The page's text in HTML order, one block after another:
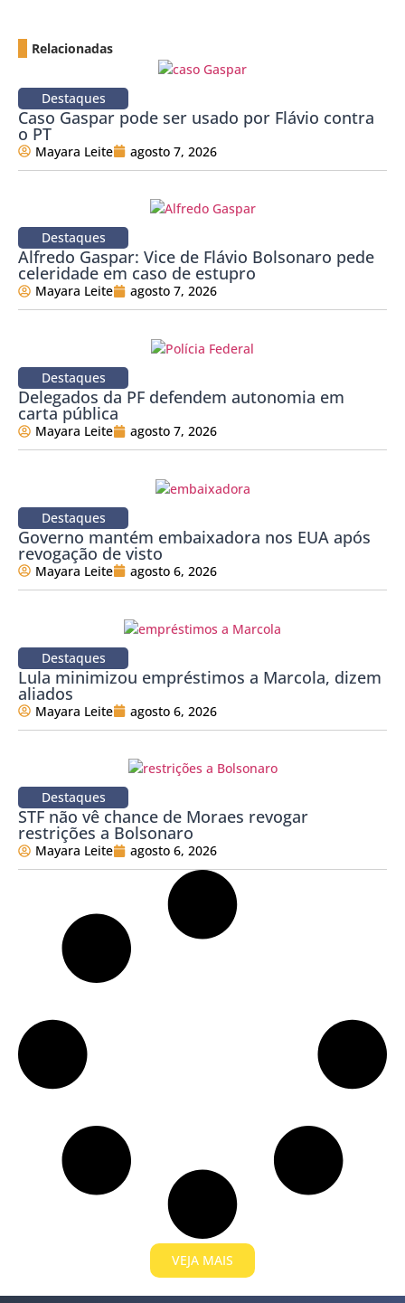
Relacionadas
Destaques
Caso Gaspar pode ser usado por Flávio contra
o PT
Mayara Leite agosto 7, 2026
Destaques
Alfredo Gaspar: Vice de Flávio Bolsonaro pede
celeridade em caso de estupro
Mayara Leite agosto 7, 2026
Destaques
Delegados da PF defendem autonomia em
carta pública
Mayara Leite agosto 7, 2026
Destaques
Governo mantém embaixadora nos EUA após
revogação de visto
Mayara Leite agosto 6, 2026
Destaques
Lula minimizou empréstimos a Marcola, dizem
aliados
Mayara Leite agosto 6, 2026
Destaques
STF não vê chance de Moraes revogar
restrições a Bolsonaro
Mayara Leite agosto 6, 2026
VEJA MAIS